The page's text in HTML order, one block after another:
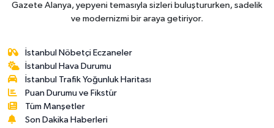
Gazete Alanya, yepyeni temasıyla sizleri buluştururken, sadelik
ve modernizmi bir araya getiriyor.
İstanbul Nöbetçi Eczaneler
İstanbul Hava Durumu
İstanbul Trafik Yoğunluk Haritası
Puan Durumu ve Fikstür
Tüm Manşetler
Son Dakika Haberleri